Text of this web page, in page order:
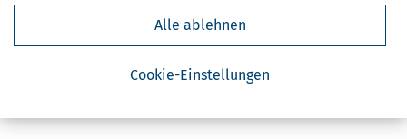
Cookie-Einstellungen
Alle ablehnen